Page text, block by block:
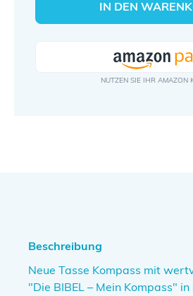
IN DEN
Beschreibung
Neue Tasse Kompass mit
"Die BIBEL – Mein Kompass"